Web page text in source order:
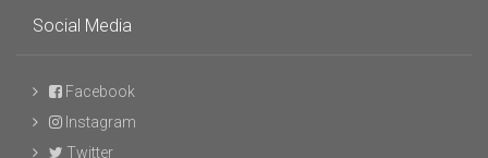
Social Media
Facebook
Instagram
Twitter